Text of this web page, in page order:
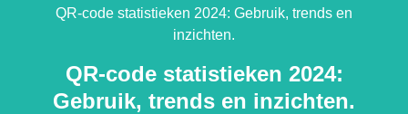
QR-code statistieken 2024: Gebruik, trends en
inzichten.
QR-code statistieken 2024:
Gebruik, trends en inzichten.